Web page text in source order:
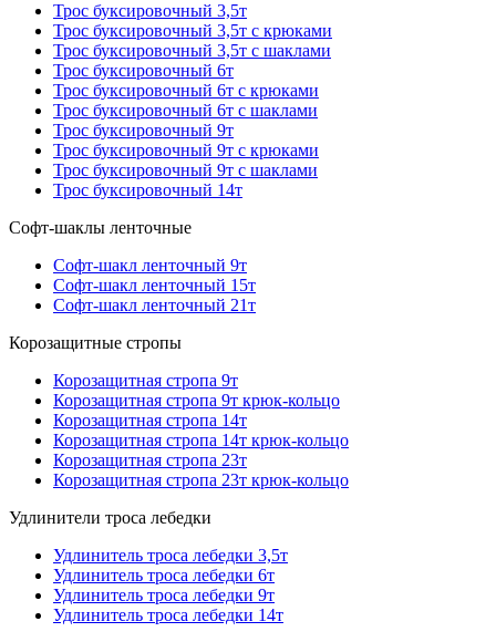
Трос буксировочный 3,5т
Трос буксировочный 3,5т с крюками
Трос буксировочный 3,5т с шаклами
Трос буксировочный 6т
Трос буксировочный 6т с крюками
Трос буксировочный 6т с шаклами
Трос буксировочный 9т
Трос буксировочный 9т с крюками
Трос буксировочный 9т с шаклами
Трос буксировочный 14т
Софт-шаклы ленточные
Софт-шакл ленточный 9т
Софт-шакл ленточный 15т
Софт-шакл ленточный 21т
Корозащитные стропы
Корозащитная стропа 9т
Корозащитная стропа 9т крюк-кольцо
Корозащитная стропа 14т
Корозащитная стропа 14т крюк-кольцо
Корозащитная стропа 23т
Корозащитная стропа 23т крюк-кольцо
Удлинители троса лебедки
Удлинитель троса лебедки 3,5т
Удлинитель троса лебедки 6т
Удлинитель троса лебедки 9т
Удлинитель троса лебедки 14т